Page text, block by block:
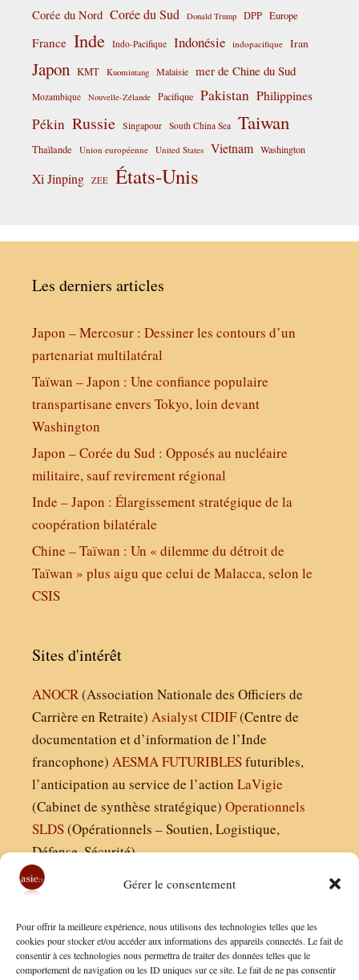
Gérer le consentement
Pour offrir la meilleure expérience, nous utilisons des technologies telles que les
cookies pour stocker et/ou accéder aux informations des appareils connectés. Le fait de
consentir à ces technologies nous permettra de traiter des données telles que le
comportement de navigation ou les ID uniques sur ce site. Le fait de ne pas consentir
Corée du Nord Corée du Sud Donald Trump DPP Europe
France Inde Indo-Pacifique Indonésie indopacifique Iran
Japon KMT Kuomintang Malaisie mer de Chine du Sud
Mozambique Nouvelle-Zélande Pacifique Pakistan Philippines
Pékin Russie Singapour South China Sea Taiwan
Thaïlande Union européenne United States Vietnam Washington
Xi Jinping ZEE États-Unis
Les derniers articles
Japon – Mercosur : Dessiner les contours d’un
partenariat multilatéral
Taïwan – Japon : Une confiance populaire
transpartisane envers Tokyo, loin devant
Washington
Japon – Corée du Sud : Opposés au nucléaire
militaire, sauf revirement régional
Inde – Japon : Élargissement stratégique de la
coopération bilatérale
Chine – Taïwan : Un « dilemme du détroit de
Taïwan » plus aigu que celui de Malacca, selon le
CSIS
Sites d'intérêt
ANOCR(Association Nationale des Officiers de
Carrière en Retraite) AsialystCIDIF(Centre de
documentation et d’information de l’Inde
francophone) AESMAFUTURIBLESfuturibles,
l’anticipation au service de l’action LaVigie
(Cabinet de synthèse stratégique) Operationnels
SLDS(Opérationnels – Soutien, Logistique,
Défense, Sécurité)
Finaldées EURL
Siège social : 13 avenue Boudon, 75016, Paris